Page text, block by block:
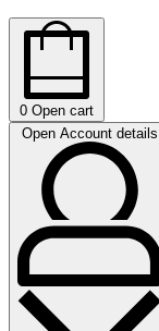
0 Open cart
Open Account details